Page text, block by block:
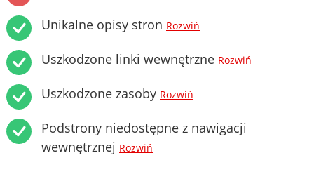
Unikalne opisy stron Rozwiń
Uszkodzone linki wewnętrzne Rozwiń
Uszkodzone zasoby Rozwiń
Podstrony niedostępne z nawigacji
wewnętrznej Rozwiń